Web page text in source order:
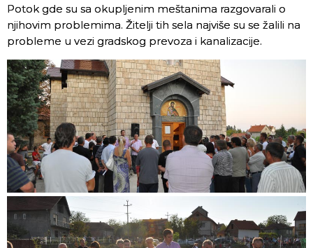
Potok gde su sa okupljenim meštanima razgovarali o
njihovim problemima. Žitelji tih sela najviše su se žalili na
probleme u vezi gradskog prevoza i kanalizacije.